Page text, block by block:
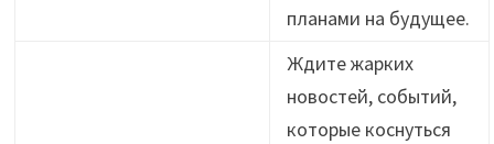
планами на будущее.
Ждите жарких
новостей, событий,
которые коснуться